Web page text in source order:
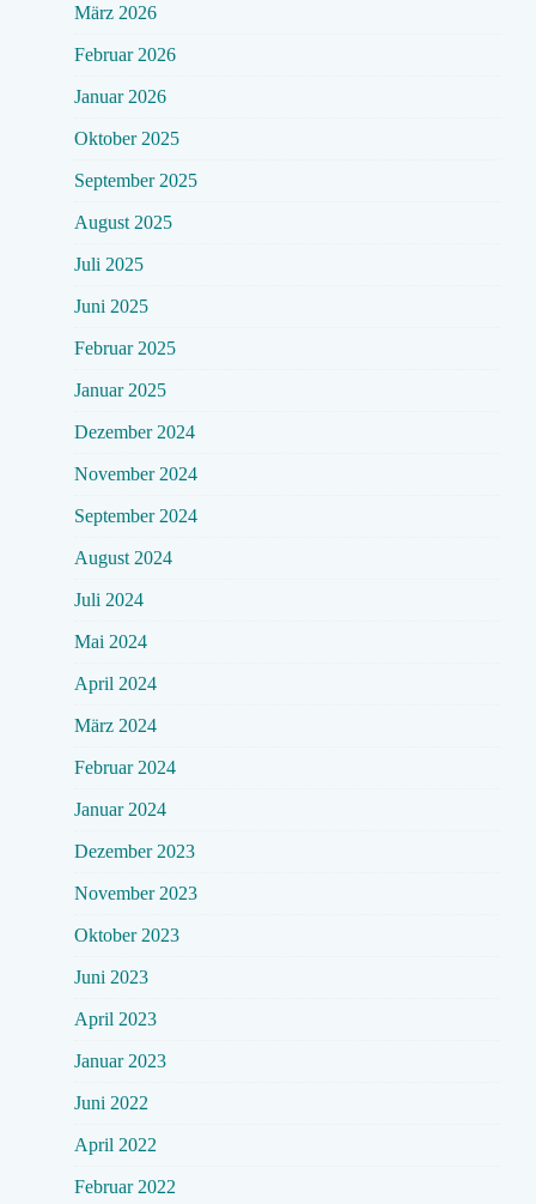
März 2026
Februar 2026
Januar 2026
Oktober 2025
September 2025
August 2025
Juli 2025
Juni 2025
Februar 2025
Januar 2025
Dezember 2024
November 2024
September 2024
August 2024
Juli 2024
Mai 2024
April 2024
März 2024
Februar 2024
Januar 2024
Dezember 2023
November 2023
Oktober 2023
Juni 2023
April 2023
Januar 2023
Juni 2022
April 2022
Februar 2022